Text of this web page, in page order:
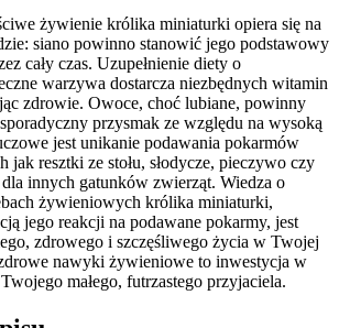
żywienie królika miniaturki opiera się na
siano powinno stanowić jego podstawowy
cały czas. Uzupełnienie diety o
warzywa dostarcza niezbędnych witamin
zdrowie. Owoce, choć lubiane, powinny
przysmak ze względu na wysoką
jest unikanie podawania pokarmów
jak resztki ze stołu, słodycze, pieczywo czy
innych gatunków zwierząt. Wiedza o
żywieniowych królika miniaturki,
jego reakcji na podawane pokarmy, jest
zdrowego i szczęśliwego życia w Twojej
nawyki żywieniowe to inwestycja w
małego, futrzastego przyjaciela.